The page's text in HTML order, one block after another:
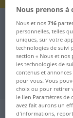
Nous prenons à
Nous et nos716
personnelles, telles
uniques, sur votre
technologies de suivi
section « Nous et
les technologies de
contenus et
pour vous. Vous
choix ou pour retirer
le lien Paramètres de
avez fait aurons un
d’informations,